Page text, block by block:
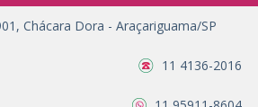
Chácara Dora - Araçariguama/SP
11 4136-2016